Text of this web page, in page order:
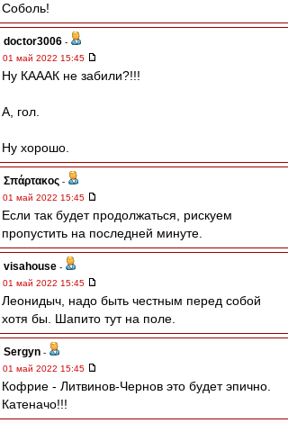
Соболь!
doctor3006 -
01 май 2022 15:45
Ну КАААК не забили?!!!
А, гол.
Ну хорошо.
Σπάρτακος -
01 май 2022 15:45
Если так будет продолжаться, рискуем
пропустить на последней минуте.
visahouse -
01 май 2022 15:45
Леонидыч, надо быть честным перед собой
хотя бы. Шапито тут на поле.
Sergyn -
01 май 2022 15:45
Кофрие - Литвинов-Чернов это будет эпично.
Катеначо!!!